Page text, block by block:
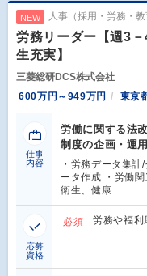
NEW 人事（採用・労務・教
労務リーダー【週3
生充実】
三菱総研DCS株式会社
600万円～949万円
東京
仕事
内容
労働に関する法
制度の企画・運
・労務データ集
ータ作成 ・労働
衛生、健康…
応募
資格
必須 労務や福利